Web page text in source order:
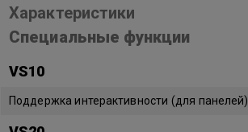
Характеристики
Специальные функции
VS10
Поддержка интерактивности (для панелей)